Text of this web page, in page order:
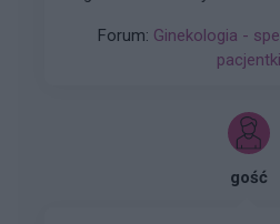
zeby sprawdził czy się
innego
Forum: Ginekologia -
pacjentki
gość